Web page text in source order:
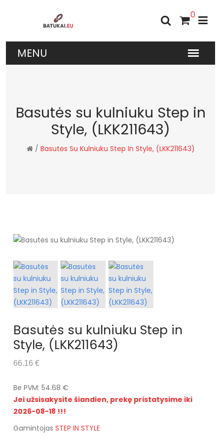
0
Basutės su kulniuku Step in
Style, (LKK211643)
/ Basutės Su Kulniuku Step In Style, (LKK211643)
Basutės su kulniuku Step in
Style, (LKK211643)
66.16 €
Be PVM: 54.68 €
Jei užsisakysite šiandien, prekę pristatysime iki
2026-08-18 !!!
Gamintojas STEP IN STYLE